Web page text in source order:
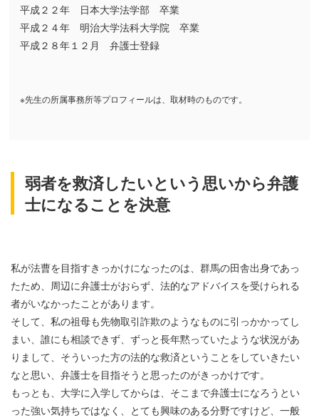
平成２２年 日本大学法学部 卒業
平成２４年 明治大学法科大学院 卒業
平成２８年１２月 弁護士登録
※先生の所属事務所等プロフィールは、取材時のものです。
弱者を救済したいという思いから弁護
士になることを決意
私が法曹を目指すきっかけになったのは、群馬の田舎出身であっ
たため、周辺に弁護士がおらず、法的なアドバイスを受けられる
者がいなかったことがあります。
そして、私の祖母も先物取引詐欺のようなものに引っかかってし
まい、誰にも相談できず、ずっと長年黙っていたような状況があ
りまして、そういった方の法的な救済ということをしていきたい
なと思い、弁護士を目指そうと思ったのがきっかけです。
もっとも、大学に入学してからは、そこまで弁護士になろうとい
った強い気持ちではなく、とても興味のある分野ですけど、一般